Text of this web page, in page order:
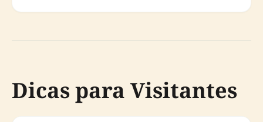
Dicas para Visitantes